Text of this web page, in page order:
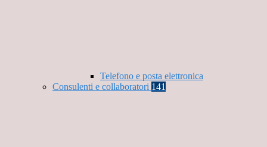
Telefono e posta elettronica
Consulenti e collaboratori 141